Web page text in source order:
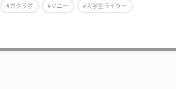
#ガクラボ #ソニー #大学生ライター